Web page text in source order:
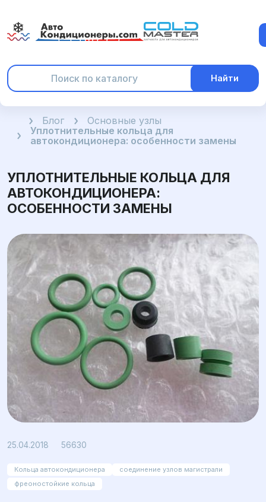
Найти
Главная
Блог
Основные узлы
Уплотнительные кольца для
автокондиционера: особенности замены
УПЛОТНИТЕЛЬНЫЕ КОЛЬЦА ДЛЯ
АВТОКОНДИЦИОНЕРА:
ОСОБЕННОСТИ ЗАМЕНЫ
25.04.2018 56630
Кольца автокондиционера
соединение узлов магистрали
фреоностойкие кольца